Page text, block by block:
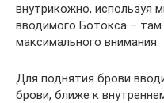
внутрикожно, используя
вводимого Ботокса –
максимального внимания.
Для поднятия брови
брови, ближе к